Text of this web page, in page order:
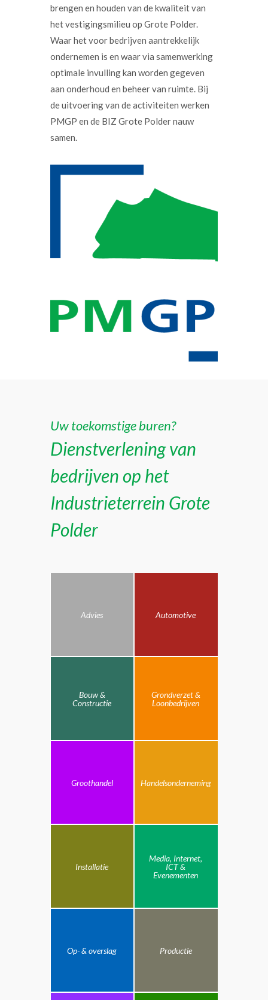
brengen en houden van de kwaliteit van
het vestigingsmilieu op Grote Polder.
Waar het voor bedrijven aantrekkelijk
ondernemen is en waar via samenwerking
optimale invulling kan worden gegeven
aan onderhoud en beheer van ruimte. Bij
de uitvoering van de activiteiten werken
PMGP en de BIZ Grote Polder nauw
samen.
Uw toekomstige buren?
Dienstverlening van
bedrijven op het
Industrieterrein Grote
Polder
Advies Automotive
Bouw &
Constructie
Grondverzet &
Loonbedrijven
Groothandel Handelsonderneming
Installatie
Media, Internet,
ICT &
Evenementen
Op- & overslag Productie